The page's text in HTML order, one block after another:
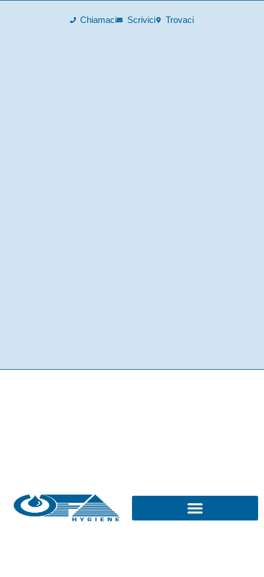
Chiamaci Scrivici Trovaci